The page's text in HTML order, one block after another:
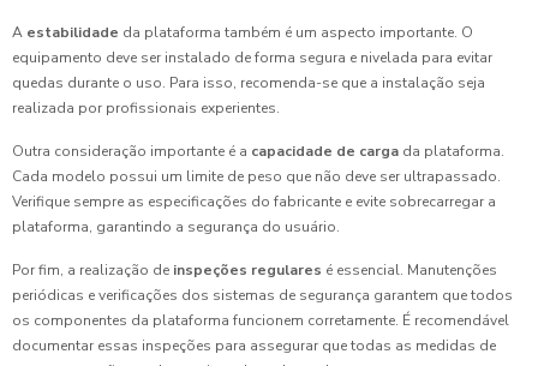
A estabilidade da plataforma também é um aspecto importante. O
equipamento deve ser instalado de forma segura e nivelada para evitar
quedas durante o uso. Para isso, recomenda-se que a instalação seja
realizada por profissionais experientes.
Outra consideração importante é a capacidade de carga da plataforma.
Cada modelo possui um limite de peso que não deve ser ultrapassado.
Verifique sempre as especificações do fabricante e evite sobrecarregar a
plataforma, garantindo a segurança do usuário.
Por fim, a realização de inspeções regulares é essencial. Manutenções
periódicas e verificações dos sistemas de segurança garantem que todos
os componentes da plataforma funcionem corretamente. É recomendável
documentar essas inspeções para assegurar que todas as medidas de